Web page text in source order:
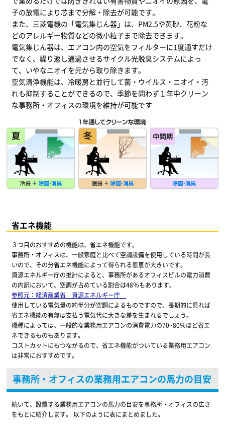
子の放電により芯まで分解・除去が可能です。
また、三菱電機の「電気集じん器」は、PM2.5や黄砂、花粉な
どのアレルギー物質などの微小粒子まで除去できます。
電気集じん器は、エアコン内の空気をフィルターに1度通すだけ
でなく、繰り返し通過させるサイクル光脱臭システムによっ
て、いやなニオイを元から取り除きます。
空気清浄機能は、冷暖房と並行して菌・ウイルス・ニオイ・汚
れも抑制することができるので、季節を問わず１年中クリーン
な事務所・オフィスの環境を維持が可能です
省エネ機能
３つ目のおすすめの機能は、省エネ機能です。
事務所・オフィスは、一般家庭と比べて空調設備を使用している時間が長
いので、その分省エネ機能によって得られる恩恵が大きいです。
資源エネルギー庁の推計によると、事務所があるオフィスビルの電力消費
の内訳において、空調が占めている割合は48％もあります。
参照元：経済産業省 資源エネルギー庁
使用している電気量の約半分が空調によるものですので、長期的に見れば
省エネ機能の有無は支払う電気代に大きな差を生まれるでしょう。
機種によっては、一般的な業務用エアコンの消費電力の70~80％ほど省エ
ネできるものもあります。
コストカットにもつながるので、省エネ機能がついている業務用エアコン
は非常におすすめです。
事務所・オフィスの業務用エアコンの馬力の目安
続いて、設置する業務用エアコンの馬力の目安を事務所・オフィスの広さ
をもとに紹介します。 以下のように表にまとめました。